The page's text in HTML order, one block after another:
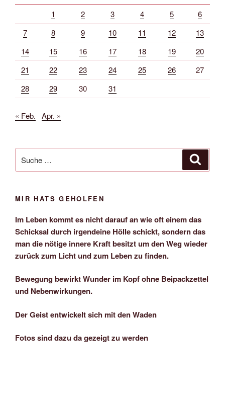
1 2 3 4 5
6
7
8 9 10 11 12
13
14
15 16 17 18 19
20
21
22 23 24 25 26
27
28
29 30 31
« Feb. Apr. »
nach:
MIR HATS GEHOLFEN
Im Leben kommt es nicht darauf an wie oft einem das
Schicksal durch irgendeine Hölle schickt, sondern das
man die nötige innere Kraft besitzt um den Weg wieder
zurück zum Licht und zum Leben zu finden.
Bewegung bewirkt Wunder im Kopf ohne Beipackzettel
und Nebenwirkungen.
Der Geist entwickelt sich mit den Waden
Fotos sind dazu da gezeigt zu werden